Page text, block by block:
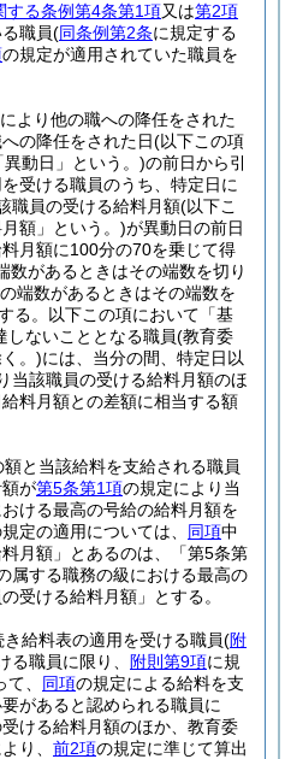
する条例第4条第1項又は第2項
職員(同条例第2条に規定する
の規定が適用されていた職員を
より他の職への降任をされた
の降任をされた日(以下この項
異動日」という。)の前日から引
受ける職員のうち、特定日に
職員の受ける給料月額(以下こ
額」という。)が異動日の前日
月額に100分の70を乗じて得
数があるときはその端数を切り
端数があるときはその端数を
る。以下この項において「基
しないこととなる職員(教育委
。)には、当分の間、特定日以
当該職員の受ける給料月額のほ
料月額との差額に相当する額
と当該給料を支給される職員
が第5条第1項の規定により当
ける最高の号給の給料月額を
定の適用については、 同項中
料月額」とあるのは、「第5条第
属する職務の級における最高の
受ける給料月額」とする。
給料表の適用を受ける職員(附
る職員に限り、 附則第9項に規
、 同項の規定による給料を支
があると認められる職員に
ける給料月額のほか、教育委
り、 前2項の規定に準じて算出